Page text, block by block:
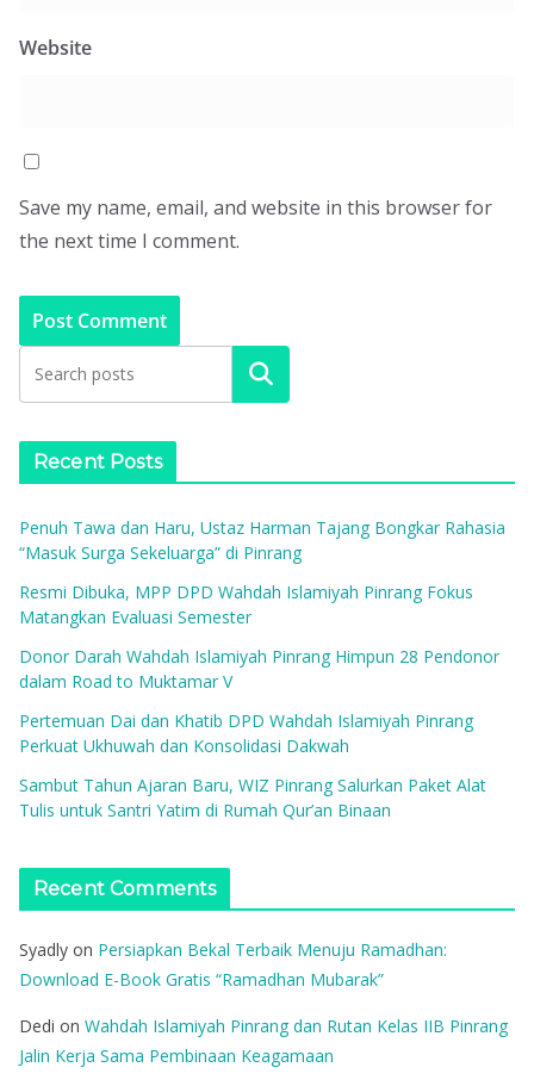
Website
Save my name, email, and website in this browser for
the next time I comment.
Search
Recent Posts
Penuh Tawa dan Haru, Ustaz Harman Tajang Bongkar Rahasia
“Masuk Surga Sekeluarga” di Pinrang
Resmi Dibuka, MPP DPD Wahdah Islamiyah Pinrang Fokus
Matangkan Evaluasi Semester
Donor Darah Wahdah Islamiyah Pinrang Himpun 28 Pendonor
dalam Road to Muktamar V
Pertemuan Dai dan Khatib DPD Wahdah Islamiyah Pinrang
Perkuat Ukhuwah dan Konsolidasi Dakwah
Sambut Tahun Ajaran Baru, WIZ Pinrang Salurkan Paket Alat
Tulis untuk Santri Yatim di Rumah Qur’an Binaan
Recent Comments
Syadly on Persiapkan Bekal Terbaik Menuju Ramadhan:
Download E-Book Gratis “Ramadhan Mubarak”
Dedi on Wahdah Islamiyah Pinrang dan Rutan Kelas IIB Pinrang
Jalin Kerja Sama Pembinaan Keagamaan